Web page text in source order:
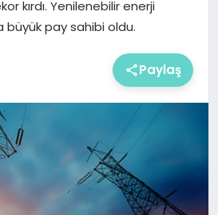
kırdı. Yenilenebilir enerji
büyük pay sahibi oldu.
Paylaş